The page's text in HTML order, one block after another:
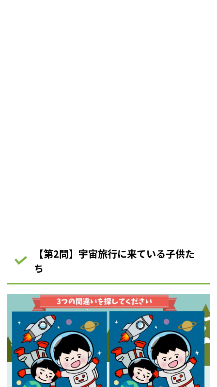
【第2問】宇宙旅行に来ている子供た
ち